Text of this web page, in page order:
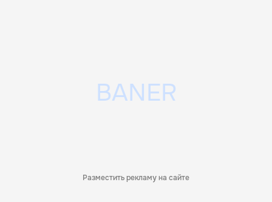
Разместить рекламу на сайте